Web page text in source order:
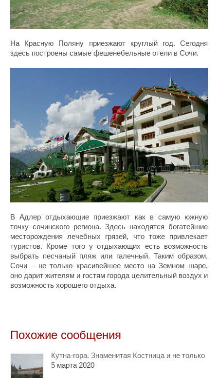
На Красную Поляну приезжают круглый год. Сегодня
здесь построены самые фешенебельные отели в Сочи.
В Адлер отдыхающие приезжают как в самую южную
точку сочинского региона. Здесь находятся богатейшие
месторождения лечебных грязей, что тоже привлекает
туристов. Кроме того у отдыхающих есть возможность
выбрать песчаный пляж или галечный. Таким образом,
Сочи – не только красивейшее место на Земном шаре,
оно дарит жителям и гостям города целительный воздух и
возможность хорошего отдыха.
Похожие сообщения
Кутна-гора. Знаменитая Костница и не только
5 марта 2020